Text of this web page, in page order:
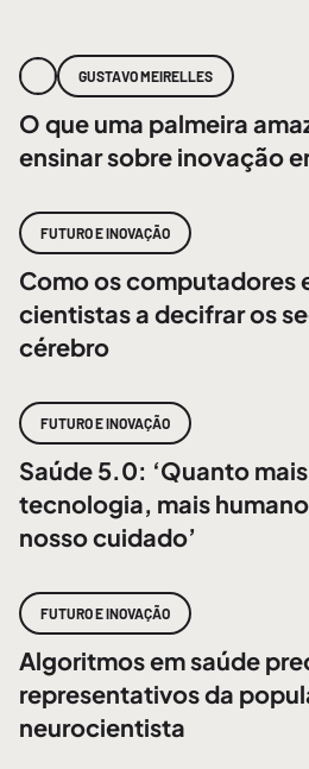
GUSTAVO MEIRELLES
O que uma palmeira
ensinar sobre inovação
FUTURO E INOVAÇÃO
Como os computadores
cientistas a decifrar os
cérebro
FUTURO E INOVAÇÃO
Saúde 5.0: ‘Quanto
tecnologia, mais
nosso cuidado’
FUTURO E INOVAÇÃO
Algoritmos em saúde
representativos da
neurocientista